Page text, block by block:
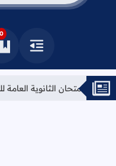
القائمة
0
الثانوية العامة للعام 2026 جدول امتحانات التوجيهي 2026